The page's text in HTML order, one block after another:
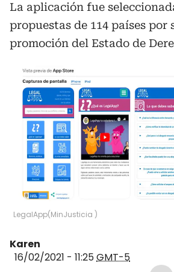
La aplicación fue
propuestas de 114 países por
promoción del Estado de
LegalApp(MinJusticia )
Karen
16/02/2021 - 11:25GMT-5